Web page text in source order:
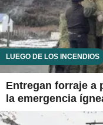
LUEGO DE LOS INCENDIOS
Entregan forraje a
la emergencia